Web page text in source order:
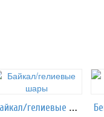
Байкал/гелиевые шары